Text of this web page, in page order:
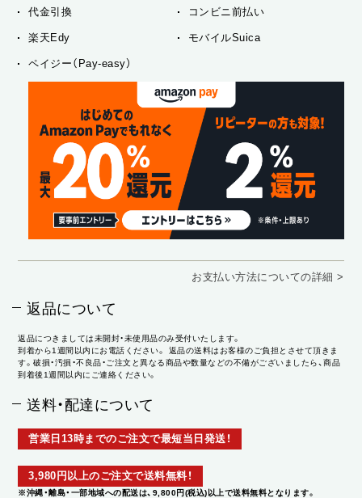
代金引換 コンビニ前払い
楽天Edy モバイルSuica
ペイジー（Pay-easy）
お支払い方法についての詳細 >
返品について
返品につきましては未開封・未使用品のみ受付いたします。
到着から1週間以内にお電話ください。 返品の送料はお客様のご負担とさせて頂きま
す。破損・汚損・不良品・ご注文と異なる商品や数量などの不備がございましたら、商品
到着後1週間以内にご連絡ください。
送料・配達について
営業日13時までのご注文で最短当日発送！
3,980円以上のご注文で送料無料！
※沖縄・離島・一部地域への配送は、9,800円(税込)以上で送料無料となります。